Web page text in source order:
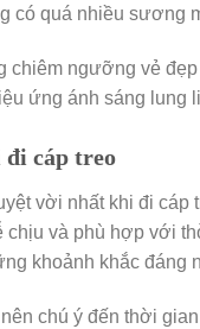
có quá nhiều sương
chiêm ngưỡng vẻ
ứng ánh sáng lung
đi cáp treo
vời nhất khi đi
chịu và phù hợp với
khoảnh khắc đáng
chú ý đến thời